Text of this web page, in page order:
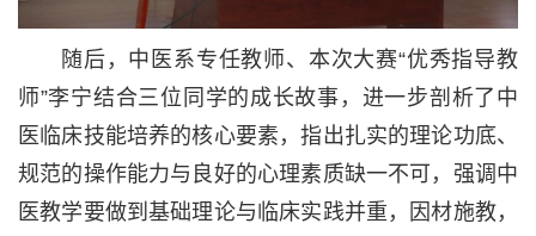
随后，中医系专任教师、本次大赛“优秀指导教
师”李宁结合三位同学的成长故事，进一步剖析了中
医临床技能培养的核心要素，指出扎实的理论功底、
规范的操作能力与良好的心理素质缺一不可，强调中
医教学要做到基础理论与临床实践并重，因材施教，